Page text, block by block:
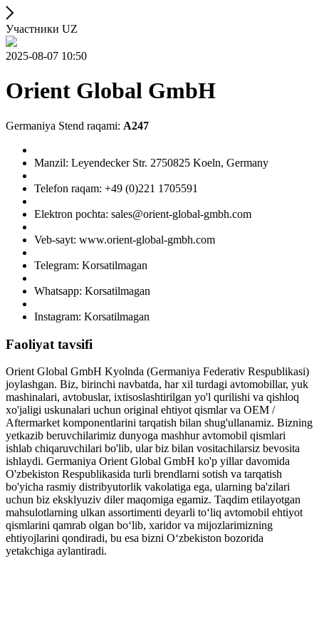
Участники UZ
2025-08-07 10:50
Orient Global GmbH
Germaniya Stend raqami: A247
Manzil: Leyendecker Str. 2750825 Koeln, Germany
Telefon raqam: +49 (0)221 1705591
Elektron pochta: sales@orient-global-gmbh.com
Veb-sayt: www.orient-global-gmbh.com
Telegram: Korsatilmagan
Whatsapp: Korsatilmagan
Instagram: Korsatilmagan
Faoliyat tavsifi
Orient Global GmbH Kyolnda (Germaniya Federativ Respublikasi)
joylashgan. Biz, birinchi navbatda, har xil turdagi avtomobillar, yuk
mashinalari, avtobuslar, ixtisoslashtirilgan yo'l qurilishi va qishloq
xo'jaligi uskunalari uchun original ehtiyot qismlar va OEM /
Aftermarket komponentlarini tarqatish bilan shug'ullanamiz. Bizning
yetkazib beruvchilarimiz dunyoga mashhur avtomobil qismlari
ishlab chiqaruvchilari bo'lib, ular biz bilan vositachilarsiz bevosita
ishlaydi. Germaniya Orient Global GmbH ko'p yillar davomida
O'zbekiston Respublikasida turli brendlarni sotish va tarqatish
bo'yicha rasmiy distribyutorlik vakolatiga ega, ularning ba'zilari
uchun biz eksklyuziv diler maqomiga egamiz. Taqdim etilayotgan
mahsulotlarning ulkan assortimenti deyarli to‘liq avtomobil ehtiyot
qismlarini qamrab olgan bo‘lib, xaridor va mijozlarimizning
ehtiyojlarini qondiradi, bu esa bizni O‘zbekiston bozorida
yetakchiga aylantiradi.